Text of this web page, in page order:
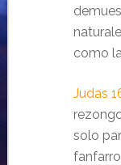
como
Judas
solo